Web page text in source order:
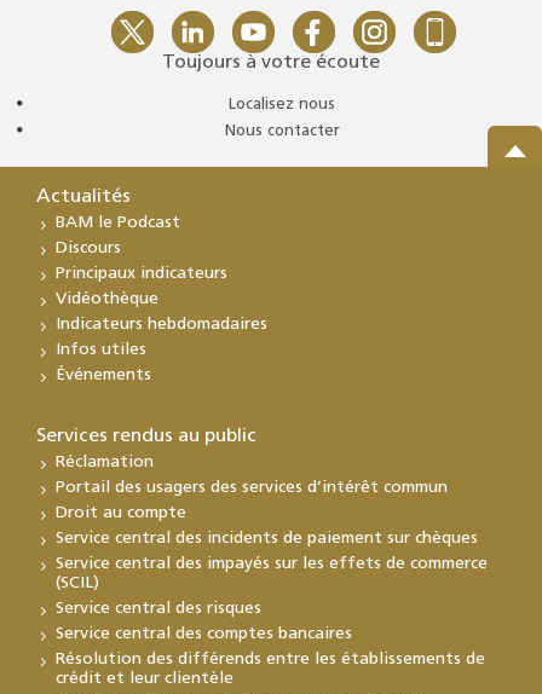
Toujours à votre écoute
Localisez nous
Nous contacter
Actualités
BAM le Podcast
Discours
Principaux indicateurs
Vidéothèque
Indicateurs hebdomadaires
Infos utiles
Événements
Services rendus au public
Réclamation
Portail des usagers des services d’intérêt commun
Droit au compte
Service central des incidents de paiement sur chèques
Service central des impayés sur les effets de commerce
(SCIL)
Service central des risques
Service central des comptes bancaires
Résolution des différends entre les établissements de
crédit et leur clientèle